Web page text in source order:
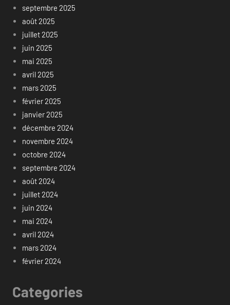
septembre 2025
août 2025
juillet 2025
juin 2025
mai 2025
avril 2025
mars 2025
février 2025
janvier 2025
décembre 2024
novembre 2024
octobre 2024
septembre 2024
août 2024
juillet 2024
juin 2024
mai 2024
avril 2024
mars 2024
février 2024
Categories